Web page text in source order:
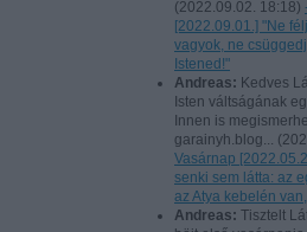
(2022.09.02. 18:18)
[2022.09.01.] "Ne
vagyok, ne
Istened!"
Andreas: Kedves
Isten váltságának
Innen is
garainyh.blog... (
Vasárnap
senki sem látta: az
az Atya kebelén
Andreas: Tisztelt